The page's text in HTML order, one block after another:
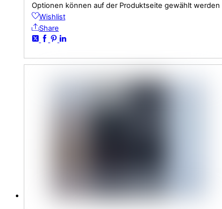
Optionen können auf der Produktseite gewählt werden
Wishlist
Share